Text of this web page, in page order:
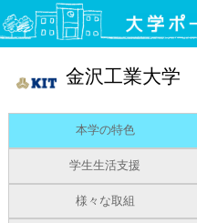
金沢工業大学
本学の特色
学生生活支援
様々な取組